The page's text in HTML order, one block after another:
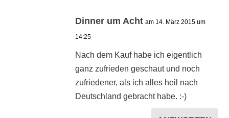
Dinner um Acht am 14. März 2015 um
14:25
Nach dem Kauf habe ich eigentlich
ganz zufrieden geschaut und noch
zufriedener, als ich alles heil nach
Deutschland gebracht habe. :-)